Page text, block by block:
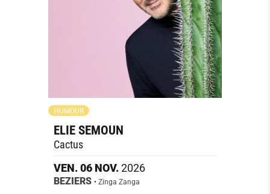
HUMOUR
ELIE SEMOUN
Cactus
VEN.06 NOV.2026
BEZIERS • Zinga Zanga